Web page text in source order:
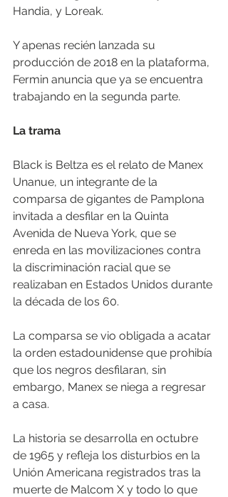
Handia, y Loreak.
Y apenas recién lanzada su
producción de 2018 en la plataforma,
Fermin anuncia que ya se encuentra
trabajando en la segunda parte.
La trama
Black is Beltza es el relato de Manex
Unanue, un integrante de la
comparsa de gigantes de Pamplona
invitada a desfilar en la Quinta
Avenida de Nueva York, que se
enreda en las movilizaciones contra
la discriminación racial que se
realizaban en Estados Unidos durante
la década de los 60.
La comparsa se vio obligada a acatar
la orden estadounidense que prohibía
que los negros desfilaran, sin
embargo, Manex se niega a regresar
a casa.
La historia se desarrolla en octubre
de 1965 y refleja los disturbios en la
Unión Americana registrados tras la
muerte de Malcom X y todo lo que